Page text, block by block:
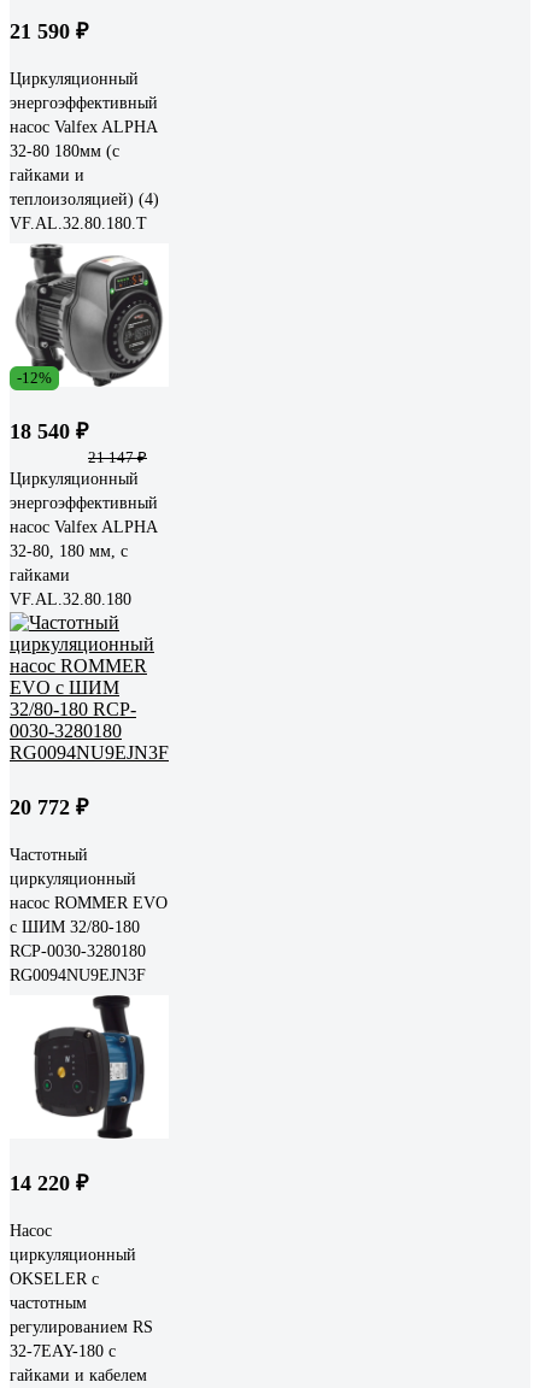
21 590 ₽
Циркуляционный
энергоэффективный
насос Valfex ALPHA
32-80 180мм (с
гайками и
теплоизоляцией) (4)
VF.AL.32.80.180.T
-12%
18 540 ₽
21 147 ₽
Циркуляционный
энергоэффективный
насос Valfex ALPHA
32-80, 180 мм, с
гайками
VF.AL.32.80.180
20 772 ₽
Частотный
циркуляционный
насос ROMMER EVO
с ШИМ 32/80-180
RCP-0030-3280180
RG0094NU9EJN3F
14 220 ₽
Насос
циркуляционный
OKSELER с
частотным
регулированием RS
32-7EAY-180 с
гайками и кабелем